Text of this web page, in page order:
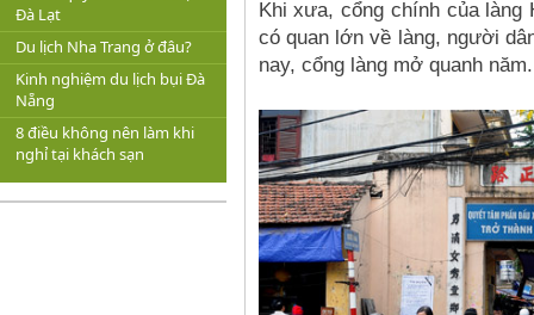
Đà Lạt
Du lịch Nha Trang ở đâu?
Kinh nghiệm du lịch bụi Đà
Nẵng
8 điều không nên làm khi
nghỉ tại khách sạn
Khi xưa, cổng chính của
có quan lớn về làng, người
nay, cổng làng mở quanh năm.